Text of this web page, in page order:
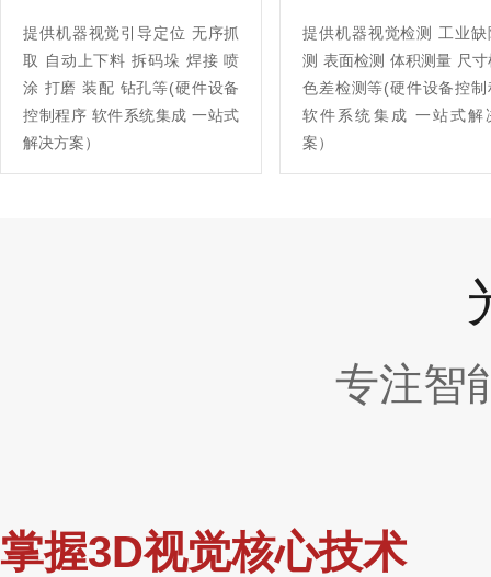
提供机器视觉引导定位 无序抓
取 自动上下料 拆码垛 焊接 喷
涂 打磨 装配 钻孔等(硬件设备
控制程序 软件系统集成 一站式
解决方案）
提供机器视觉检测 工业缺
测 表面检测 体积测量 尺寸
色差检测等(硬件设备控制
软件系统集成 一站式解
案）
专注智
掌握3D视觉核心技术